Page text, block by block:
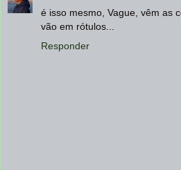
é isso mesmo, Vague, vêm as
vão em rótulos...
Responder